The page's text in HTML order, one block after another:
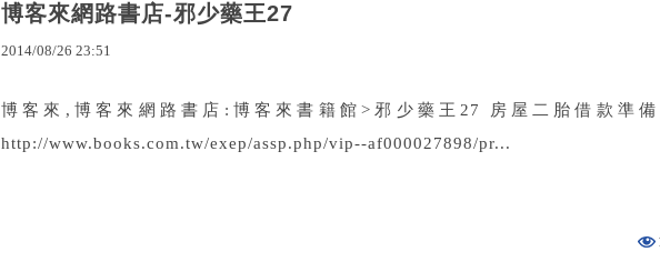
博客來網路書店-邪少藥王27
2014/08/26 23:51
博客來,博客來網路書店:博客來書籍館>邪少藥王27 房屋二胎借款準
http://www.books.com.tw/exep/assp.php/vip--af000027898/pr...